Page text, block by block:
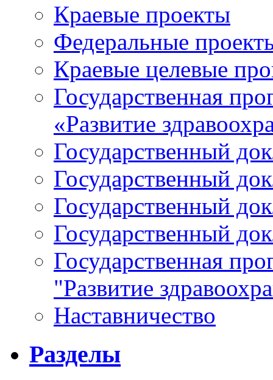
Краевые проекты
Федеральные
Краевые целевые
Государственная
«Развитие
Государственный
Государственный
Государственный
Государственный
Государственная
"Развитие
Наставничество
Разделы